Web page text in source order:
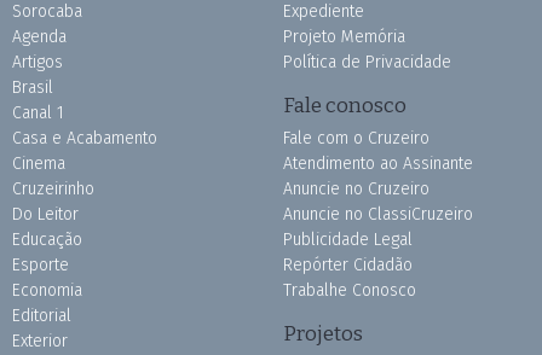
Sorocaba
Agenda
Artigos
Brasil
Canal 1
Casa e Acabamento
Cinema
Cruzeirinho
Do Leitor
Educação
Esporte
Economia
Editorial
Exterior
Expediente
Projeto Memória
Política de Privacidade
Fale conosco
Fale com o Cruzeiro
Atendimento ao Assinante
Anuncie no Cruzeiro
Anuncie no ClassiCruzeiro
Publicidade Legal
Repórter Cidadão
Trabalhe Conosco
Projetos